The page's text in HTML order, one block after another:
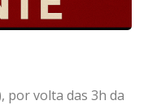
por volta das 3h da